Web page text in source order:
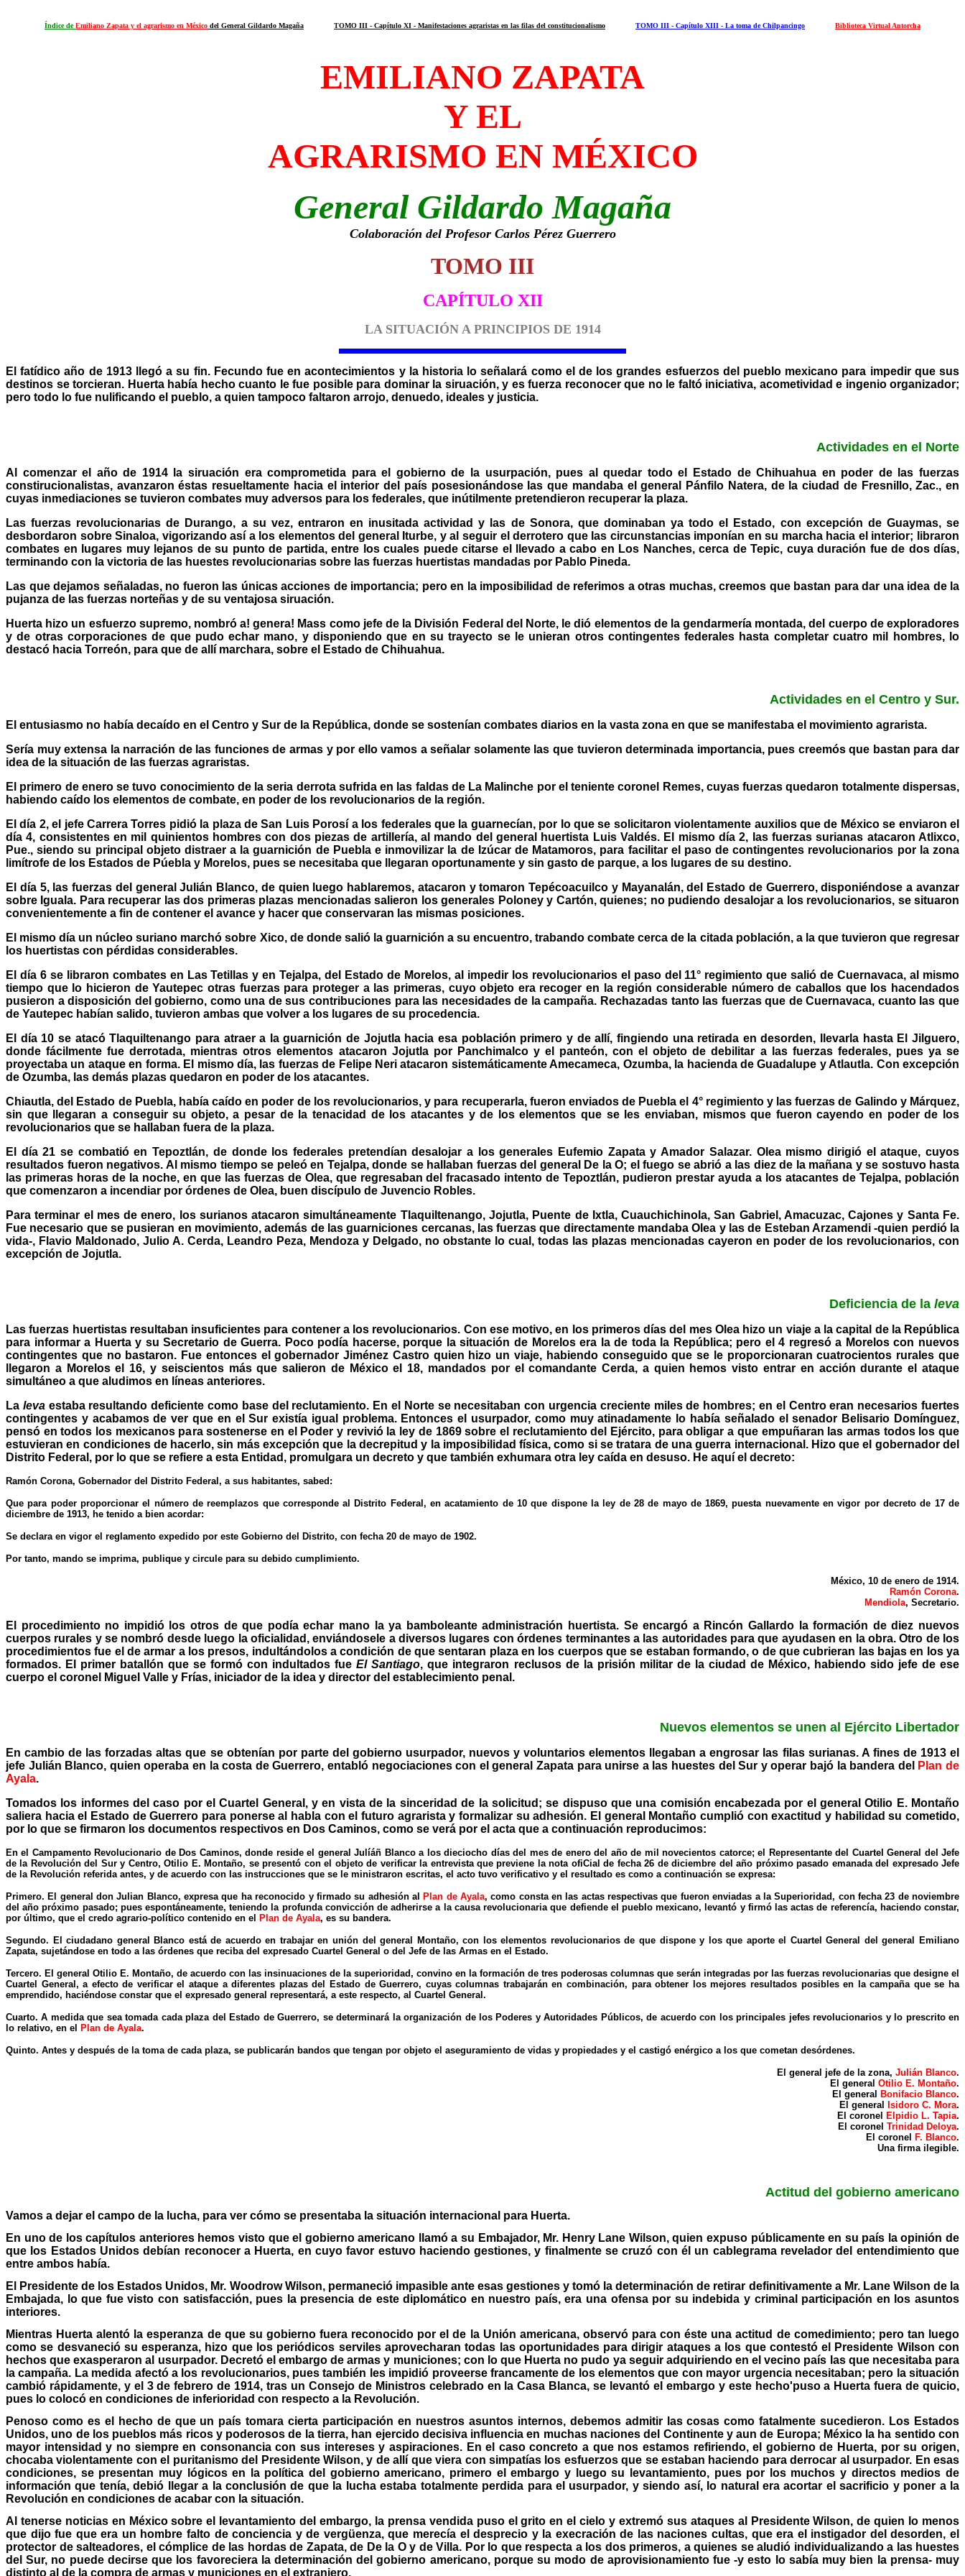
Índice deEmiliano Zapata y el agrarismo en México del General Gildardo Magaña TOMO III - Capítulo XI - Manifestaciones agraristas en las filas del constitucionalismo TOMO III - Capítulo XIII - La toma de Chilpancingo Biblioteca Virtual Antorcha
EMILIANO ZAPATA
Y EL
AGRARISMO EN MÉXICO
General Gildardo Magaña
Colaboración del Profesor Carlos Pérez Guerrero
TOMO III
CAPÍTULO XII
LA SITUACIÓN A PRINCIPIOS DE 1914
El fatídico año de 1913 llegó a su fin. Fecundo fue en acontecimientos y la historia lo señalará como el de los grandes esfuerzos del pueblo mexicano para impedir que sus
destinos se torcieran. Huerta había hecho cuanto le fue posible para dominar la siruación, y es fuerza reconocer que no le faltó iniciativa, acometividad e ingenio organizador;
pero todo lo fue nulificando el pueblo, a quien tampoco faltaron arrojo, denuedo, ideales y justicia.
Actividades en el Norte
Al comenzar el año de 1914 la siruación era comprometida para el gobierno de la usurpación, pues al quedar todo el Estado de Chihuahua en poder de las fuerzas
constirucionalistas, avanzaron éstas resueltamente hacia el interior del país posesionándose las que mandaba el general Pánfilo Natera, de la ciudad de Fresnillo, Zac., en
cuyas inmediaciones se tuvieron combates muy adversos para los federales, que inútilmente pretendieron recuperar la plaza.
Las fuerzas revolucionarias de Durango, a su vez, entraron en inusitada actividad y las de Sonora, que dominaban ya todo el Estado, con excepción de Guaymas, se
desbordaron sobre Sinaloa, vigorizando así a los elementos del general Iturbe, y al seguir el derrotero que las circunstancias imponían en su marcha hacia el interior; libraron
combates en lugares muy lejanos de su punto de partida, entre los cuales puede citarse el llevado a cabo en Los Nanches, cerca de Tepic, cuya duración fue de dos días,
terminando con la victoria de las huestes revolucionarias sobre las fuerzas huertistas mandadas por Pablo Pineda.
Las que dejamos señaladas, no fueron las únicas acciones de importancia; pero en la imposibilidad de referimos a otras muchas, creemos que bastan para dar una idea de la
pujanza de las fuerzas norteñas y de su ventajosa siruación.
Huerta hizo un esfuerzo supremo, nombró a! genera! Mass como jefe de la División Federal del Norte, le dió elementos de la gendarmería montada, del cuerpo de exploradores
y de otras corporaciones de que pudo echar mano, y disponiendo que en su trayecto se le unieran otros contingentes federales hasta completar cuatro mil hombres, lo
destacó hacia Torreón, para que de allí marchara, sobre el Estado de Chihuahua.
Actividades en el Centro y Sur.
El entusiasmo no había decaído en el Centro y Sur de la República, donde se sostenían combates diarios en la vasta zona en que se manifestaba el movimiento agrarista.
Sería muy extensa la narración de las funciones de armas y por ello vamos a señalar solamente las que tuvieron determinada importancia, pues creemós que bastan para dar
idea de la situación de las fuerzas agraristas.
El primero de enero se tuvo conocimiento de la seria derrota sufrida en las faldas de La Malinche por el teniente coronel Remes, cuyas fuerzas quedaron totalmente dispersas,
habiendo caído los elementos de combate, en poder de los revolucionarios de la región.
El día 2, el jefe Carrera Torres pidió la plaza de San Luis Porosí a los federales que la guarnecían, por lo que se solicitaron violentamente auxilios que de México se enviaron el
día 4, consistentes en mil quinientos hombres con dos piezas de artillería, al mando del general huertista Luis Valdés. El mismo día 2, las fuerzas surianas atacaron Atlixco,
Pue., siendo su principal objeto distraer a la guarnición de Puebla e inmovilizar la de Izúcar de Matamoros, para facilitar el paso de contingentes revolucionarios por la zona
limítrofe de los Estados de Púebla y Morelos, pues se necesitaba que llegaran oportunamente y sin gasto de parque, a los lugares de su destino.
El día 5, las fuerzas del general Julián Blanco, de quien luego hablaremos, atacaron y tomaron Tepécoacuilco y Mayanalán, del Estado de Guerrero, disponiéndose a avanzar
sobre Iguala. Para recuperar las dos primeras plazas mencionadas salieron los generales Poloney y Cartón, quienes; no pudiendo desalojar a los revolucionarios, se situaron
convenientemente a fin de contener el avance y hacer que conservaran las mismas posiciones.
El mismo día un núcleo suriano marchó sobre Xico, de donde salió la guarnición a su encuentro, trabando combate cerca de la citada población, a la que tuvieron que regresar
los huertistas con pérdidas considerables.
El día 6 se libraron combates en Las Tetillas y en Tejalpa, del Estado de Morelos, al impedir los revolucionarios el paso del 11° regimiento que salió de Cuernavaca, al mismo
tiempo que lo hicieron de Yautepec otras fuerzas para proteger a las primeras, cuyo objeto era recoger en la región considerable número de caballos que los hacendados
pusieron a disposición del gobierno, como una de sus contribuciones para las necesidades de la campaña. Rechazadas tanto las fuerzas que de Cuernavaca, cuanto las que
de Yautepec habían salido, tuvieron ambas que volver a los lugares de su procedencia.
El día 10 se atacó Tlaquiltenango para atraer a la guarnición de Jojutla hacia esa población primero y de allí, fingiendo una retirada en desorden, llevarla hasta El Jilguero,
donde fácilmente fue derrotada, mientras otros elementos atacaron Jojutla por Panchimalco y el panteón, con el objeto de debilitar a las fuerzas federales, pues ya se
proyectaba un ataque en forma. El mismo día, las fuerzas de Felipe Neri atacaron sistemáticamente Amecameca, Ozumba, la hacienda de Guadalupe y Atlautla. Con excepción
de Ozumba, las demás plazas quedaron en poder de los atacantes.
Chiautla, del Estado de Puebla, había caído en poder de los revolucionarios, y para recuperarla, fueron enviados de Puebla el 4° regimiento y las fuerzas de Galindo y Márquez,
sin que llegaran a conseguir su objeto, a pesar de la tenacidad de los atacantes y de los elementos que se les enviaban, mismos que fueron cayendo en poder de los
revolucionarios que se hallaban fuera de la plaza.
El día 21 se combatió en Tepoztlán, de donde los federales pretendían desalojar a los generales Eufemio Zapata y Amador Salazar. Olea mismo dirigió el ataque, cuyos
resultados fueron negativos. Al mismo tiempo se peleó en Tejalpa, donde se hallaban fuerzas del general De la O; el fuego se abrió a las diez de la mañana y se sostuvo hasta
las primeras horas de la noche, en que las fuerzas de Olea, que regresaban del fracasado intento de Tepoztlán, pudieron prestar ayuda a los atacantes de Tejalpa, población
que comenzaron a incendiar por órdenes de Olea, buen discípulo de Juvencio Robles.
Para terminar el mes de enero, los surianos atacaron simultáneamente Tlaquiltenango, Jojutla, Puente de Ixtla, Cuauchichinola, San Gabriel, Amacuzac, Cajones y Santa Fe.
Fue necesario que se pusieran en movimiento, además de las guarniciones cercanas, las fuerzas que directamente mandaba Olea y las de Esteban Arzamendi -quien perdió la
vida-, Flavio Maldonado, Julio A. Cerda, Leandro Peza, Mendoza y Delgado, no obstante lo cual, todas las plazas mencionadas cayeron en poder de los revolucionarios, con
excepción de Jojutla.
Deficiencia de la leva
Las fuerzas huertistas resultaban insuficientes para contener a los revolucionarios. Con ese motivo, en los primeros días del mes Olea hizo un viaje a la capital de la República
para informar a Huerta y su Secretario de Guerra. Poco podía hacerse, porque la situación de Morelos era la de toda la República; pero el 4 regresó a Morelos con nuevos
contingentes que no bastaron. Fue entonces el gobernador Jiménez Castro quien hizo un viaje, habiendo conseguido que se le proporcionaran cuatrocientos rurales que
llegaron a Morelos el 16, y seiscientos más que salieron de México el 18, mandados por el comandante Cerda, a quien hemos visto entrar en acción durante el ataque
simultáneo a que aludimos en líneas anteriores.
La levaestaba resultando deficiente como base del reclutamiento. En el Norte se necesitaban con urgencia creciente miles de hombres; en el Centro eran necesarios fuertes
contingentes y acabamos de ver que en el Sur existía igual problema. Entonces el usurpador, como muy atinadamente lo había señalado el senador Belisario Domínguez,
pensó en todos los mexicanos para sostenerse en el Poder y revivió la ley de 1869 sobre el reclutamiento del Ejército, para obligar a que empuñaran las armas todos los que
estuvieran en condiciones de hacerlo, sin más excepción que la decrepitud y la imposibilidad física, como si se tratara de una guerra internacional. Hizo que el gobernador del
Distrito Federal, por lo que se refiere a esta Entidad, promulgara un decreto y que también exhumara otra ley caída en desuso. He aquí el decreto:
Ramón Corona, Gobernador del Distrito Federal, a sus habitantes, sabed:
Que para poder proporcionar el número de reemplazos que corresponde al Distrito Federal, en acatamiento de 10 que dispone la ley de 28 de mayo de 1869, puesta nuevamente en vigor por decreto de 17 de
diciembre de 1913, he tenido a bien acordar:
Se declara en vigor el reglamento expedido por este Gobierno del Distrito, con fecha 20 de mayo de 1902.
Por tanto, mando se imprima, publique y circule para su debido cumplimiento.
México, 10 de enero de 1914.
Ramón Corona.
Mendiola, Secretario.
El procedimiento no impidió los otros de que podía echar mano la ya bamboleante administración huertista. Se encargó a Rincón Gallardo la formación de diez nuevos
cuerpos rurales y se nombró desde luego la oficialidad, enviándosele a diversos lugares con órdenes terminantes a las autoridades para que ayudasen en la obra. Otro de los
procedimientos fue el de armar a los presos, indultándolos a condición de que sentaran plaza en los cuerpos que se estaban formando, o de que cubrieran las bajas en los ya
formados. El primer batallón que se formó con indultados fueEl Santiago, que integraron reclusos de la prisión militar de la ciudad de México, habiendo sido jefe de ese
cuerpo el coronel Miguel Valle y Frías, iniciador de la idea y director del establecimiento penal.
Nuevos elementos se unen al Ejército Libertador
En cambio de las forzadas altas que se obtenían por parte del gobierno usurpador, nuevos y voluntarios elementos llegaban a engrosar las filas surianas. A fines de 1913 el
jefe Julián Blanco, quien operaba en la costa de Guerrero, entabló negociaciones con el general Zapata para unirse a las huestes del Sur y operar bajó la bandera del
Plan de
Ayala.
Tomados los informes del caso por el Cuartel General, y en vista de la sinceridad de la solicitud; se dispuso que una comisión encabezada por el general Otilio E. Montaño
saliera hacia el Estado de Guerrero para ponerse al habla con el futuro agrarista y formalizar su adhesión. El general Montaño cumplió con exactitud y habilidad su cometido,
por lo que se firmaron los documentos respectivos en Dos Caminos, como se verá por el acta que a continuación reproducimos:
En el Campamento Revolucionario de Dos Caminos, donde reside el general Julíáñ Blanco a los dieciocho días del mes de enero del año de mil novecientos catorce; el Representante del Cuartel General del Jefe
de la Revolución del Sur y Centro, Otilio E. Montaño, se presentó con el objeto de verificar la entrevista que previene la nota ofiCial de fecha 26 de diciembre del año próximo pasado emanada del expresado Jefe
de la Revolución referida antes, y de acuerdo con las instrucciones que se le ministraron escritas, el acto tuvo verificativo y el resultado es como a continuación se expresa:
Primero. El general don Julian Blanco, expresa que ha reconocido y firmado su adhesión al Plan de Ayala, como consta en las actas respectivas que fueron enviadas a la Superioridad, con fecha 23 de noviembre
del año próximo pasado; pues espontáneamente, teniendo la profunda convicción de adherirse a la causa revolucionaria que defiende el pueblo mexicano, levantó y firmó las actas de referencía, haciendo constar,
por último, que el credo agrario-político contenido en el
Plan de Ayala, es su bandera.
Segundo. El ciudadano general Blanco está de acuerdo en trabajar en unión del general Montaño, con los elementos revolucionarios de que dispone y los que aporte el Cuartel General del general Emiliano
Zapata, sujetándose en todo a las órdenes que reciba del expresado Cuartel General o del Jefe de las Armas en el Estado.
Tercero. El general Otilio E. Montaño, de acuerdo con las insinuaciones de la superioridad, convino en la formación de tres poderosas columnas que serán integradas por las fuerzas revolucionarias que designe el
Cuartel General, a efecto de verificar el ataque a diferentes plazas del Estado de Guerrero, cuyas columnas trabajarán en combinación, para obtener los mejores resultados posibles en la campaña que se ha
emprendido, haciéndose constar que el expresado general representará, a este respecto, al Cuartel General.
Cuarto. A medida que sea tomada cada plaza del Estado de Guerrero, se determinará la organización de los Poderes y Autoridades Públicos, de acuerdo con los principales jefes revolucionarios y lo prescrito en
lo relativo, en el
Plan de Ayala.
Quinto. Antes y después de la toma de cada plaza, se publicarán bandos que tengan por objeto el aseguramiento de vidas y propiedades y el castigó enérgico a los que cometan desórdenes.
El general jefe de la zona, Julián Blanco.
El general Otilio E. Montaño.
El general Bonifacio Blanco.
El general
Isidoro C. Mora.
El coronel
Elpidio L. Tapia.
El coronel Trinidad Deloya.
El coronel
F. Blanco.
Una firma ilegible.
Actitud del gobierno americano
Vamos a dejar el campo de la lucha, para ver cómo se presentaba la situación internacional para Huerta.
En uno de los capítulos anteriores hemos visto que el gobierno americano llamó a su Embajador, Mr. Henry Lane Wilson, quien expuso públicamente en su país la opinión de
que los Estados Unidos debían reconocer a Huerta, en cuyo favor estuvo haciendo gestiones, y finalmente se cruzó con él un cablegrama revelador del entendimiento que
entre ambos había.
El Presidente de los Estados Unidos, Mr. Woodrow Wilson, permaneció impasible ante esas gestiones y tomó la determinación de retirar definitivamente a Mr. Lane Wilson de la
Embajada, lo que fue visto con satisfacción, pues la presencia de este diplomático en nuestro país, era una ofensa por su indebida y criminal participación en los asuntos
interiores.
Mientras Huerta alentó la esperanza de que su gobierno fuera reconocido por el de la Unión americana, observó para con éste una actitud de comedimiento; pero tan luego
como se desvaneció su esperanza, hizo que los periódicos serviles aprovecharan todas las oportunidades para dirigir ataques a los que contestó el Presidente Wilson con
hechos que exasperaron al usurpador. Decretó el embargo de armas y municiones; con lo que Huerta no pudo ya seguir adquiriendo en el vecino país las que necesitaba para
la campaña. La medida afectó a los revolucionarios, pues también les impidió proveerse francamente de los elementos que con mayor urgencia necesitaban; pero la situación
cambió rápidamente, y el 3 de febrero de 1914, tras un Consejo de Ministros celebrado en la Casa Blanca, se levantó el embargo y este hecho'puso a Huerta fuera de quicio,
pues lo colocó en condiciones de inferioridad con respecto a la Revolución.
Penoso como es el hecho de que un país tomara cierta participación en nuestros asuntos internos, debemos admitir las cosas como fatalmente sucedieron. Los Estados
Unidos, uno de los pueblos más ricos y poderosos de la tierra, han ejercido decisiva influencia en muchas naciones del Continente y aun de Europa; México la ha sentido con
mayor intensidad y no siempre en consonancia con sus intereses y aspiraciones. En el caso concreto a que nos estamos refiriendo, el gobierno de Huerta, por su origen,
chocaba violentamente con el puritanismo del Presidente Wilson, y de allí que viera con simpatías los esfuerzos que se estaban haciendo para derrocar al usurpador. En esas
condiciones, se presentan muy lógicos en la política del gobierno americano, primero el embargo y luego su levantamiento, pues por los muchos y directos medios de
información que tenía, debió llegar a la conclusión de que la lucha estaba totalmente perdida para el usurpador, y siendo así, lo natural era acortar el sacrificio y poner a la
Revolución en condiciones de acabar con la situación.
Al tenerse noticias en México sobre el levantamiento del embargo, la prensa vendida puso el grito en el cielo y extremó sus ataques al Presidente Wilson, de quien lo menos
que dijo fue que era un hombre falto de conciencia y de vergüenza, que merecía el desprecio y la execración de las naciones cultas, que era el instigador del desorden, el
protector de salteadores, el cómplice de las hordas de Zapata, de De la O y de Villa. Por lo que respecta a los dos primeros, a quienes se aludió individualizando a las huestes
del Sur, no puede decirse que los favoreciera la determinación del gobierno americano, porque su modo de aprovisionamiento fue -y esto lo sabía muy bien la prensa- muy
distinto al de la compra de armas y municiones en el extranjero.